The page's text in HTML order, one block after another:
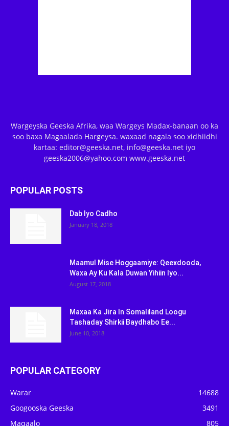
Wargeyska Geeska Afrika, waa Wargeys Madax-banaan oo ka
soo baxa Magaalada Hargeysa. waxaad nagala soo xidhiidhi
kartaa: editor@geeska.net, info@geeska.net iyo
geeska2006@yahoo.com www.geeska.net
POPULAR POSTS
Dab Iyo Cadho
January 18, 2018
Maamul Mise Hoggaamiye: Qeexdooda,
Waxa Ay Ku Kala Duwan Yihiin Iyo...
August 17, 2018
Maxaa Ka Jira In Somaliland Loogu
Tashaday Shirkii Baydhabo Ee...
June 10, 2018
POPULAR CATEGORY
Warar
14688
Googooska Geeska
3491
Maqaalo
805